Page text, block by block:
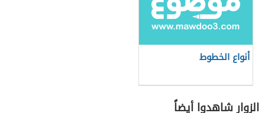
أنواع الخطوط
الزوار شاهدوا أيضاً